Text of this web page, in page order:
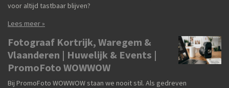
voor altijd tastbaar blijven?
Lees meer »
Fotograaf Kortrijk, Waregem &
Vlaanderen | Huwelijk & Events |
PromoFoto WOWWOW
Bij PromoFoto WOWWOW staan we nooit stil. Als gedreven